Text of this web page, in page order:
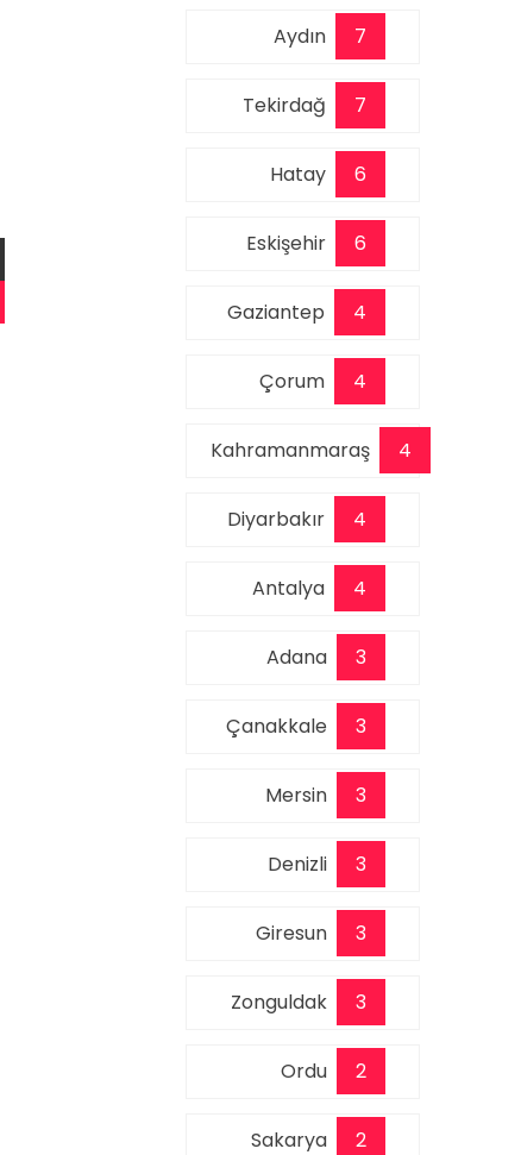
Aydın 7
Tekirdağ 7
Hatay 6
Eskişehir 6
Gaziantep 4
Çorum 4
Kahramanmaraş 4
Diyarbakır 4
Antalya 4
Adana 3
Çanakkale 3
Mersin 3
Denizli 3
Giresun 3
Zonguldak 3
Ordu 2
Sakarya 2